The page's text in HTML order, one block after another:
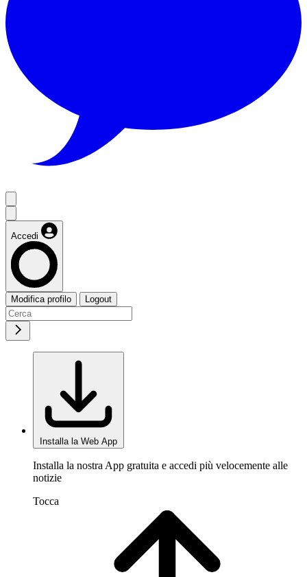
Accedi
Modifica profilo Logout
Installa la Web App
Installa la nostra App gratuita e accedi più velocemente alle
notizie
Tocca